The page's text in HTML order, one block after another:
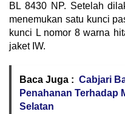
BL 8430 NP. Setelah
menemukan satu kunci
kunci L nomor 8 warna
jaket IW.
Baca Juga : Cabjari
Penahanan Terhadap
Selatan